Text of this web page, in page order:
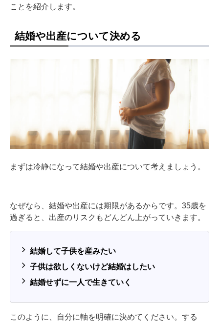
ことを紹介します。
結婚や出産について決める
まずは冷静になって結婚や出産について考えましょう。
なぜなら、結婚や出産には期限があるからです。35歳を
過ぎると、出産のリスクもどんどん上がっていきます。
結婚して子供を産みたい
子供は欲しくないけど結婚はしたい
結婚せずに一人で生きていく
このように、自分に軸を明確に決めてください。する